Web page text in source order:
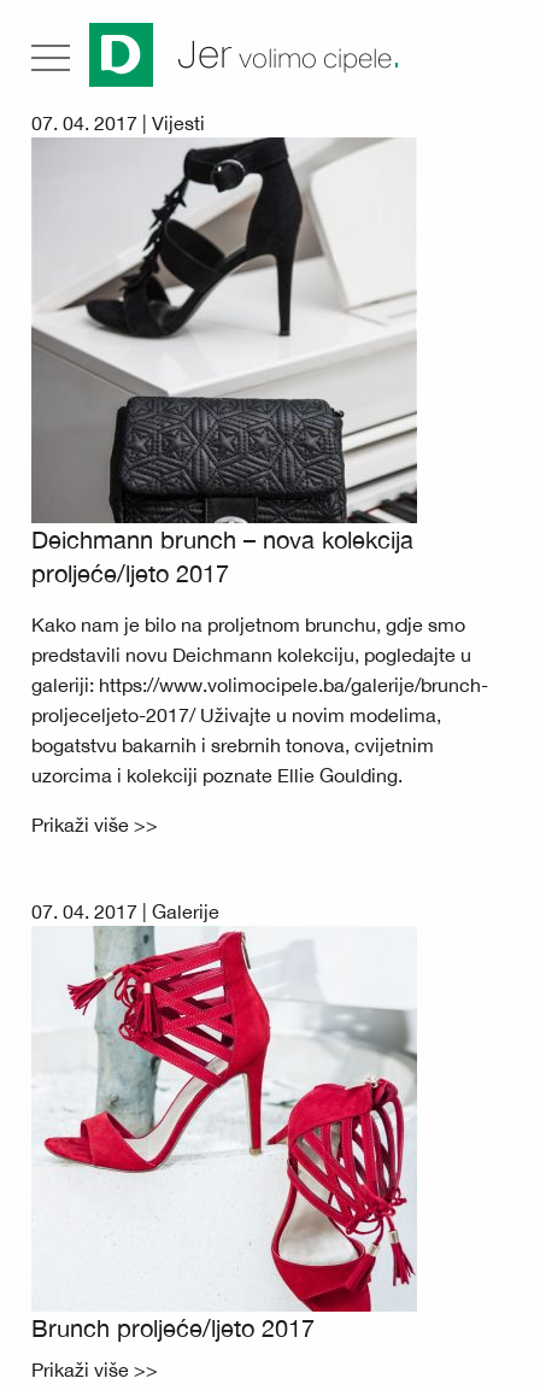
Jer volimo cipele.
07. 04. 2017 | Vijesti
Deichmann brunch – nova kolekcija
proljeće/ljeto 2017
Kako nam je bilo na proljetnom brunchu, gdje smo
predstavili novu Deichmann kolekciju, pogledajte u
galeriji: https://www.volimocipele.ba/galerije/brunch-
proljeceljeto-2017/ Uživajte u novim modelima,
bogatstvu bakarnih i srebrnih tonova, cvijetnim
uzorcima i kolekciji poznate Ellie Goulding.
Prikaži više >>
07. 04. 2017 | Galerije
Brunch proljeće/ljeto 2017
Prikaži više >>